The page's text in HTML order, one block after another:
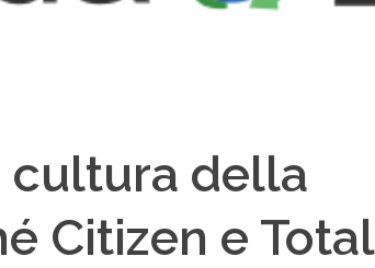
cultura della
Citizen e Total